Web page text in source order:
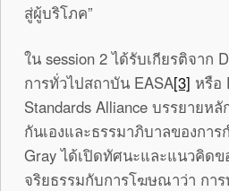
สู่ผู้บริโภค”
ใน session 2 ได้รับเกียรติจาก
การทั่วไปสถาบัน EASA[3] หรือ
Standards Alliance บรรยายห
กันเองและธรรมาภิบาลของกา
Gray ได้เปิดทัศนะและแนวคิดข
จริยธรรมกับการโฆษณาว่า กา